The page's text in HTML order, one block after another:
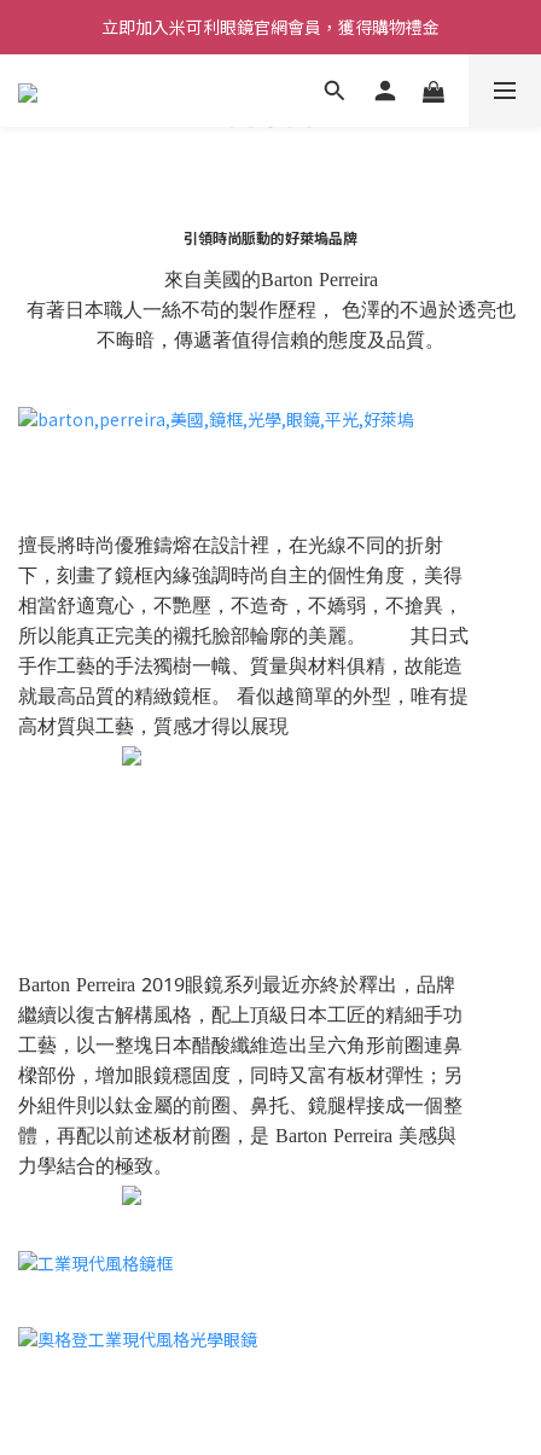
立即加入米可利眼鏡官網會員，獲得購物禮金
引領時尚脈動的好萊塢品牌
來自美國的Barton Perreira
有著日本職人一絲不苟的製作歷程， 色澤的不過於透亮也
不晦暗，傳遞著值得信賴的態度及品質。
擅長將時尚優雅鑄熔在設計裡，在光線不同的折射
下，刻畫了鏡框內緣強調時尚自主的個性角度，美得
相當舒適寬心，不艷壓，不造奇，不嬌弱，不搶異，
所以能真正完美的襯托臉部輪廓的美麗。 其日式
手作工藝的手法獨樹一幟、質量與材料俱精，故能造
就最高品質的精緻鏡框。 看似越簡單的外型，唯有提
高材質與工藝，質感才得以展現
Barton Perreira 2019眼鏡系列最近亦終於釋出，品牌
繼續以復古解構風格，配上頂級日本工匠的精細手功
工藝，以一整塊日本醋酸纖維造出呈六角形前圈連鼻
樑部份，增加眼鏡穩固度，同時又富有板材彈性；另
外組件則以鈦金屬的前圈、鼻托、鏡腿桿接成一個整
體，再配以前述板材前圈，是 Barton Perreira 美感與
力學結合的極致。